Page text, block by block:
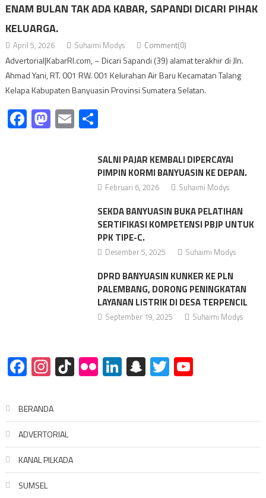
ENAM BULAN TAK ADA KABAR, SAPANDI DICARI PIHAK
KELUARGA.
April 5, 2026 Suhaimi Modys Comment(0)
Advertorial|KabarRI.com, – Dicari Sapandi (39) alamat terakhir di Jln.
Ahmad Yani, RT. 001 RW. 001 Kelurahan Air Baru Kecamatan Talang
Kelapa Kabupaten Banyuasin Provinsi Sumatera Selatan.
Facebook
Mastodon
EmailShare
SALNI PAJAR KEMBALI DIPERCAYAI
PIMPIN KORMI BANYUASIN KE DEPAN.
Februari 6, 2026 Suhaimi Modys
SEKDA BANYUASIN BUKA PELATIHAN
SERTIFIKASI KOMPETENSI PBJP UNTUK
PPK TIPE-C.
Desember 5, 2025 Suhaimi Modys
DPRD BANYUASIN KUNKER KE PLN
PALEMBANG, DORONG PENINGKATAN
LAYANAN LISTRIK DI DESA TERPENCIL
September 19, 2025 Suhaimi Modys
Facebook
Instagram
TikTok
FlickrLinkedIn
Snapchat
TwitterYouTube
BERANDA
ADVERTORIAL
KANAL PILKADA
SUMSEL